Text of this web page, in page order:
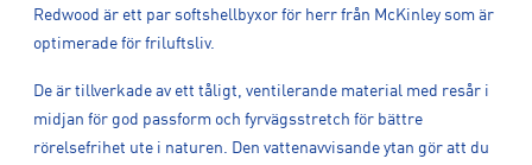
Redwood är ett par softshellbyxor för herr från McKinley som är
optimerade för friluftsliv.
De är tillverkade av ett tåligt, ventilerande material med resår i
midjan för god passform och fyrvägsstretch för bättre
rörelsefrihet ute i naturen. Den vattenavvisande ytan gör att du